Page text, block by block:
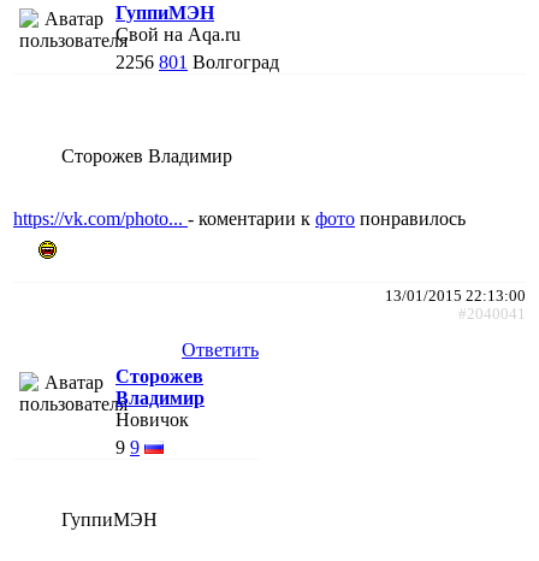
ГуппиМЭН
Свой на Aqa.ru
2256 801 Волгоград
Сторожев Владимир
https://vk.com/photo... - коментарии к фото понравилось
13/01/2015 22:13:00
#2040041
Ответить
Сторожев
Владимир
Новичок
9 9
ГуппиМЭН